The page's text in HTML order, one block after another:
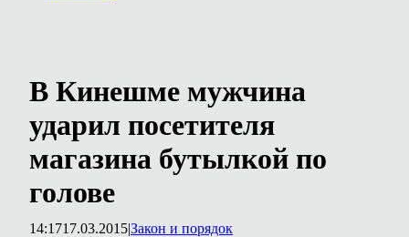
В Кинешме мужчина
ударил посетителя
магазина бутылкой по
голове
14:1717.03.2015|Закон и порядок